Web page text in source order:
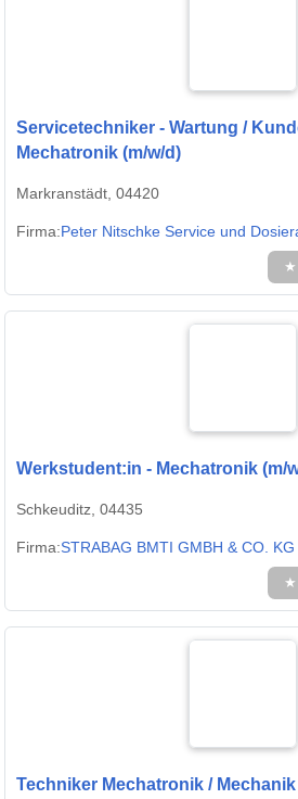
Servicetechniker - Wartung /
Mechatronik (m/w/d)
Markranstädt, 04420
Firma:Peter Nitschke Service und
★
Werkstudent:in - Mechatronik (m/
Schkeuditz, 04435
Firma:STRABAG BMTI GMBH & CO. KG
★
Techniker Mechatronik /